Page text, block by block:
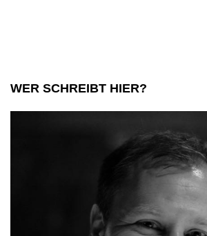
WER SCHREIBT HIER?